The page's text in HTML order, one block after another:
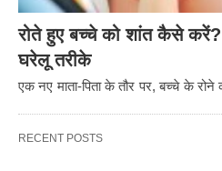
रोते हुए बच्चे को शांत कैसे
घरेलू तरीके
एक नए माता-पिता के तौर पर, बच्चे के
RECENT POSTS